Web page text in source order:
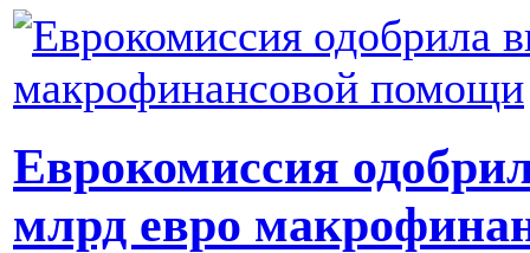
Еврокомиссия
млрд евро